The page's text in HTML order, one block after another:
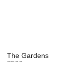
The Gardens